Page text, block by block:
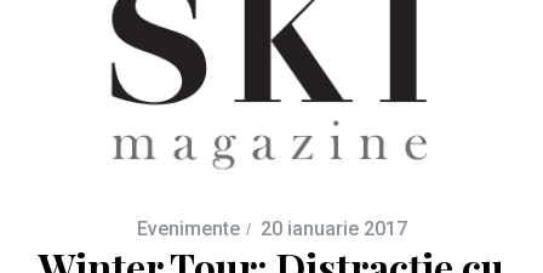
Evenimente 20 ianuarie 2017